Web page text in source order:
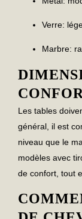
Verre:
Marbre:
Les tables
général, il est
niveau que le
modèles avec
de confort, tout